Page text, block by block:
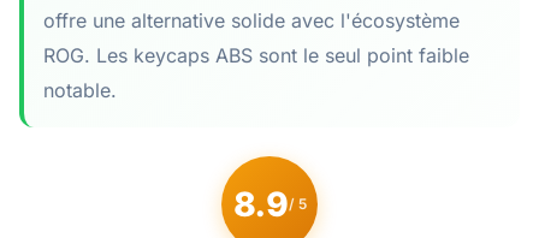
offre une alternative solide avec l'écosystème
ROG. Les keycaps ABS sont le seul point faible
notable.
8.9/ 5